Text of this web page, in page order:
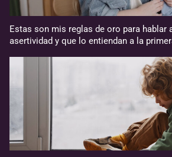
Estas son mis reglas de oro para hablar
asertividad y que lo entiendan a la